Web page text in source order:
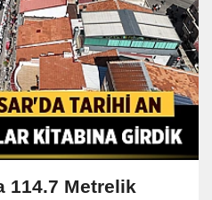
114.7 Metrelik